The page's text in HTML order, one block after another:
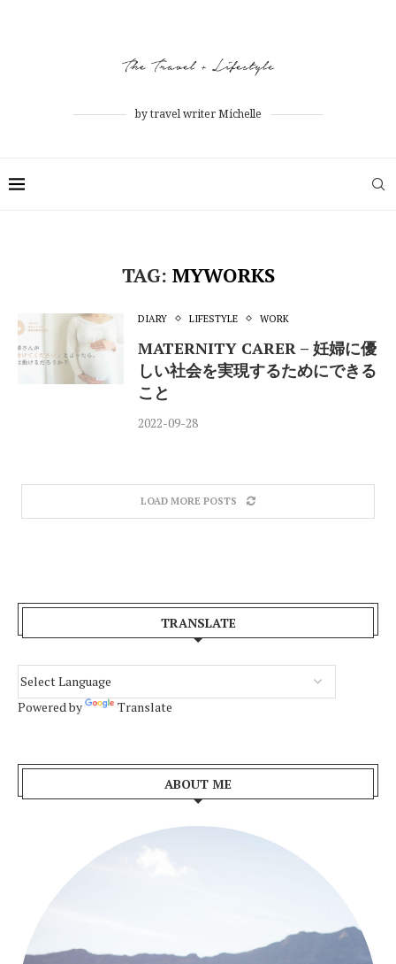
by travel writer Michelle
TAG: MYWORKS
DIARY LIFESTYLE WORK
MATERNITY CARER – 妊婦に優
しい社会を実現するためにできる
こと
2022-09-28
LOAD MORE POSTS
TRANSLATE
Powered by Translate
ABOUT ME